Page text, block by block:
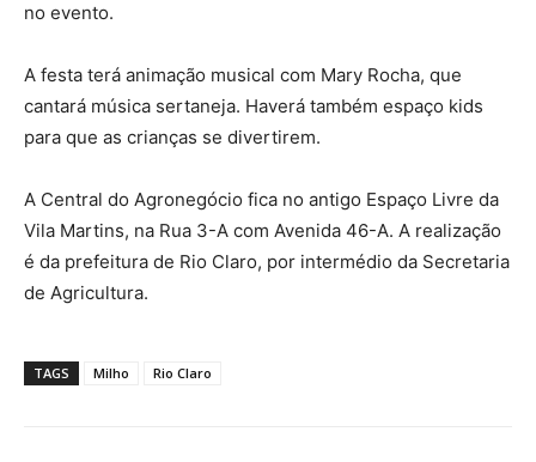
no evento.
A festa terá animação musical com Mary Rocha, que
cantará música sertaneja. Haverá também espaço kids
para que as crianças se divertirem.
A Central do Agronegócio fica no antigo Espaço Livre da
Vila Martins, na Rua 3-A com Avenida 46-A. A realização
é da prefeitura de Rio Claro, por intermédio da Secretaria
de Agricultura.
TAGS Milho Rio Claro